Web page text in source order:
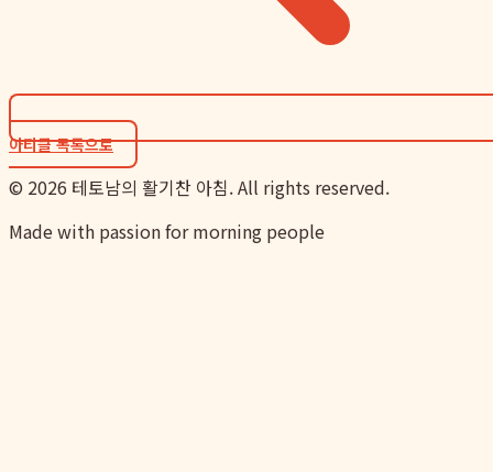
아티클 목록으로
© 2026 테토남의 활기찬 아침. All rights reserved.
Made with passion for morning people